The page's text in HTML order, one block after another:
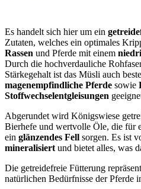
Es handelt sich hier um ein
Zutaten, welches ein optimales
Rassen und Pferde mit einem
Durch die hochverdauliche
Stärkegehalt ist das Müsli auch
magenempfindliche Pferde sowie
Stoffwechselentgleisungen
Abgerundet wird Königswiese
Bierhefe und wertvolle Öle, die für
ein glänzendes Fell sorgen. Es ist
mineralisiert und bietet alles, was
Die getreidefreie Fütterung
natürlichen Bedürfnisse der Pferde